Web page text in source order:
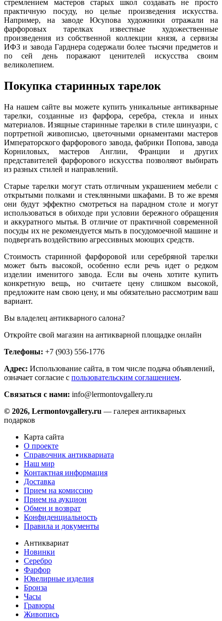
стремлением мастеров старых школ создавать не просто
практичную посуду, но целые произведения искусства.
Например, на заводе Юсупова художники отражали на
фарфоровых тарелках известные художественные
произведения из собственной коллекции князя, а сервизы
ИФЗ и завода Гарднера содержали более тысячи предметов и
по сей день поражают ценителей искусства своим
великолепием.
Покупка старинных тарелок
На нашем сайте вы можете купить уникальные антикварные
тарелки, созданные из фарфора, серебра, стекла и иных
материалов. Изящные старинные тарелки в стиле шинуазри, с
портретной живописью, цветочными орнаментами мастеров
Императорского фарфорового завода, фабрики Попова, завода
Корниловых, мастеров Англии, Франции и других
представителей фарфорового искусства позволяют выбирать
из разных стилей и направлений.
Старые тарелки могут стать отличным украшением мебели с
открытыми полками и стеклянными шкафами. В то же время
они будут эффектно смотреться на парадном столе и могут
использоваться в обиходе при условии бережного обращения
и аккуратного мытья. В отличие от практичной современной
посуды их не рекомендуется мыть в посудомоечной машине и
подвергать воздействию агрессивных моющих средств.
Стоимость старинной фарфоровой или серебряной тарелки
может быть высокой, особенно если речь идет о редком
изделии именитого завода. Если вы очень хотите купить
конкретную вещь, но считаете цену слишком высокой,
предложите нам свою цену, и мы обязательно рассмотрим ваш
вариант.
Вы владелец антикварного салона?
Откройте свой магазин на антикварной площадке онлайн
Телефоны: +7 (903) 556-1776
Адрес: Использование сайта, в том числе подача объявлений,
означает согласие с пользовательским соглашением.
Связаться с нами: info@lermontovgallery.ru
© 2026, Lermontovgallery.ru — галерея антикварных
подарков
Карта сайта
О проекте
Справочник антиквариата
Наш мир
Контактная информация
Доставка
Прием на комиссию
Прием на аукцион
Обмен и возврат
Конфиденциальность
Правила и документы
Антиквариат
Новинки
Серебро
Фарфор
Ювелирные изделия
Бронза
Часы
Гравюры
Живопись